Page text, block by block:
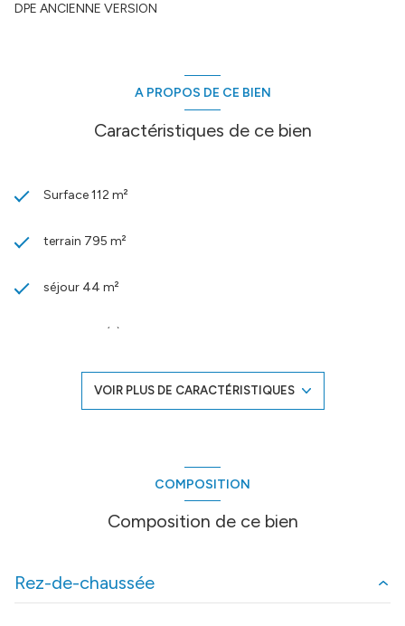
DPE ANCIENNE VERSION
A PROPOS DE CE BIEN
Caractéristiques de ce bien
Surface 112 m²
terrain 795 m²
séjour 44 m²
3 chambre(s)
VOIR PLUS DE CARACTÉRISTIQUES
COMPOSITION
Composition de ce bien
Rez-de-chaussée